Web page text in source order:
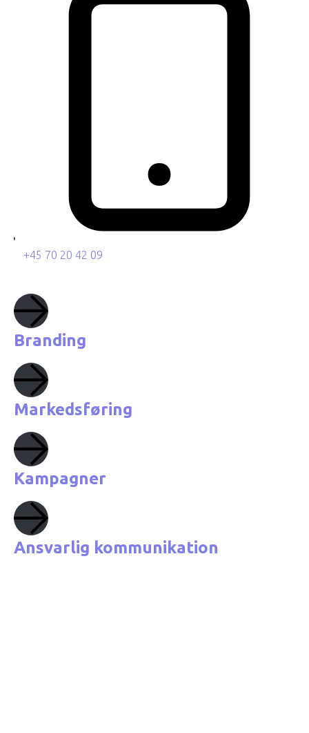
+45 70 20 42 09
Branding
Markedsføring
Kampagner
Ansvarlig kommunikation